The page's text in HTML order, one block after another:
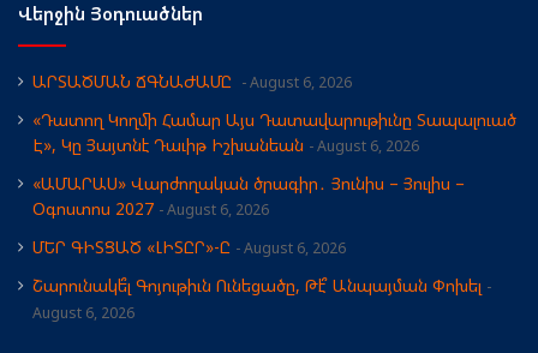
Վերջին Յօդուածներ
ԱՐՏԱԾՄԱՆ ՃԳՆԱԺԱՄԸ August 6, 2026
«Դատող Կողմի Համար Այս Դատավարութիւնը Տապալուած
Է», Կը Յայտնէ Դաւիթ Իշխանեան
August 6, 2026
«ԱՄԱՐԱՍ» Վարժողական ծրագիր․ Յունիս – Յուլիս –
Օգոստոս 2027
August 6, 2026
ՄԵՐ ԳԻՏՑԱԾ «ԼԻՏԸՐ»-Ը August 6, 2026
Շարունակե՞լ Գոյութիւն Ունեցածը, Թէ՞ Անպայման Փոխել
August 6, 2026